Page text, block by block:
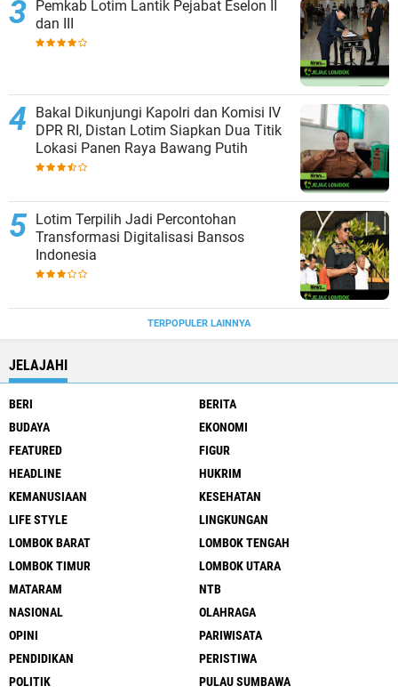
Pemkab Lotim Lantik Pejabat Eselon II
dan III
Bakal Dikunjungi Kapolri dan Komisi IV
DPR RI, Distan Lotim Siapkan Dua Titik
Lokasi Panen Raya Bawang Putih
Lotim Terpilih Jadi Percontohan
Transformasi Digitalisasi Bansos
Indonesia
TERPOPULER LAINNYA
JELAJAHI
BERI
BERITA
BUDAYA
EKONOMI
FEATURED
FIGUR
HEADLINE
HUKRIM
KEMANUSIAAN
KESEHATAN
LIFE STYLE
LINGKUNGAN
LOMBOK BARAT
LOMBOK TENGAH
LOMBOK TIMUR
LOMBOK UTARA
MATARAM
NTB
NASIONAL
OLAHRAGA
OPINI
PARIWISATA
PENDIDIKAN
PERISTIWA
POLITIK
PULAU SUMBAWA